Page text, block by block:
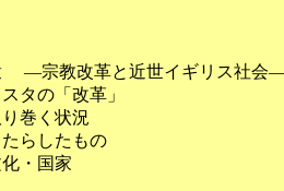
宗教改革と近世イギリス
スタの「改革
取り巻く状況
たらしたも
文化・国